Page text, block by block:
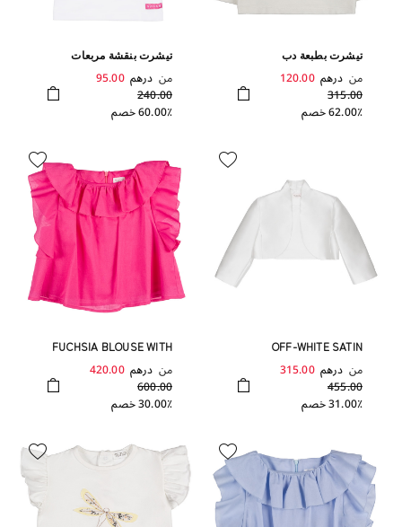
تيشرت بطبعة دب
من درهم 120.00
315.00
62.00٪ خصم
تيشرت بنقشة مربعات
من درهم 95.00
240.00
60.00٪ خصم
OFF-WHITE SATIN
من درهم 315.00
455.00
31.00٪ خصم
FUCHSIA BLOUSE WITH
من درهم 420.00
600.00
30.00٪ خصم